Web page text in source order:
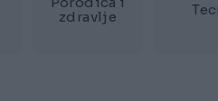
zdravlje